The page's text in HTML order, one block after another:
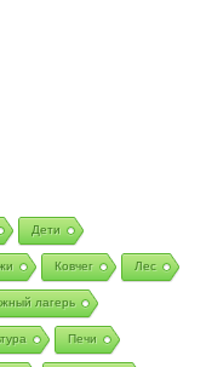
Дети
Ковчег Лес
лагерь
Печи